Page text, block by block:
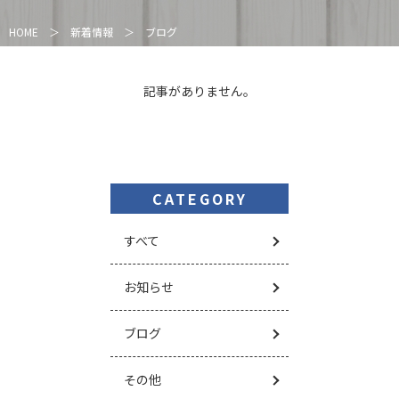
HOME ＞ 新着情報 ＞ ブログ
記事がありません。
CATEGORY
すべて
お知らせ
ブログ
その他